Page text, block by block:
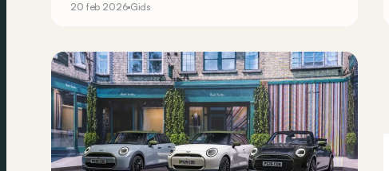
20 feb 2026 Gids